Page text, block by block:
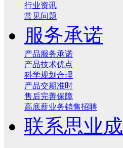
行业资讯
常见问题
服务承诺
产品服务承诺
产品技术优点
科学规划合理
产品交期准时
售后完善保障
高底薪业务销售招聘
联系思业成